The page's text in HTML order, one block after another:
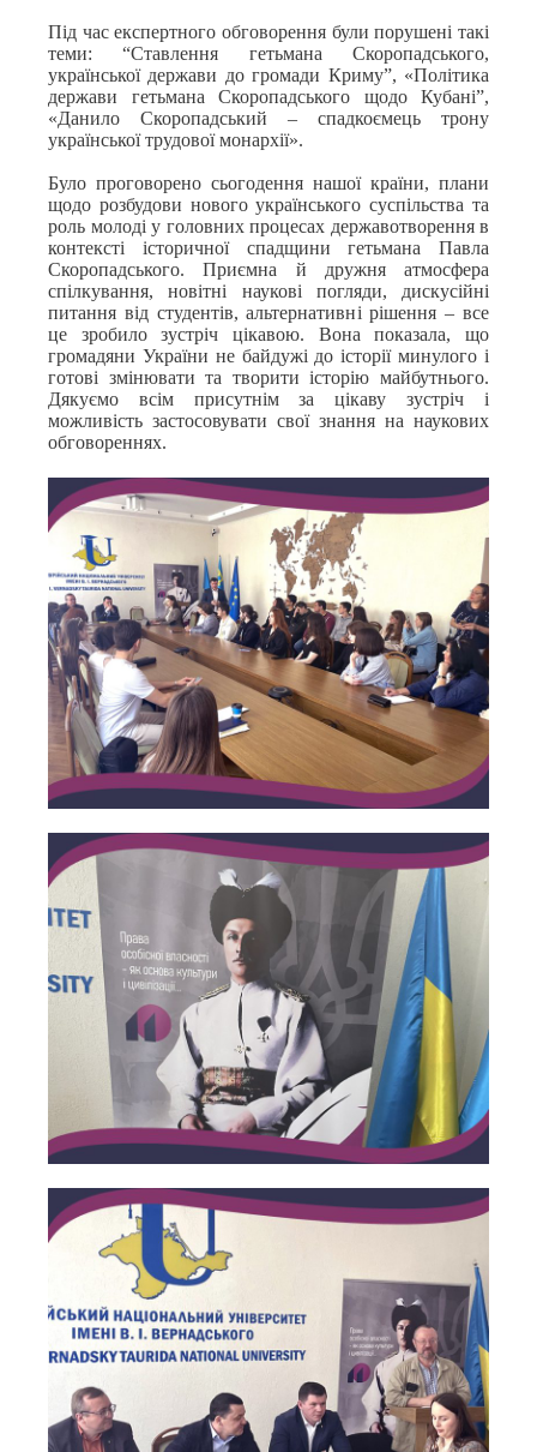
Під час експертного обговорення були порушені такі
теми: “Ставлення гетьмана Скоропадського,
української держави до громади Криму”, «Політика
держави гетьмана Скоропадського щодо Кубані”,
«Данило Скоропадський – спадкоємець трону
української трудової монархії».
Було проговорено сьогодення нашої країни, плани
щодо розбудови нового українського суспільства та
роль молоді у головних процесах державотворення в
контексті історичної спадщини гетьмана Павла
Скоропадського. Приємна й дружня атмосфера
спілкування, новітні наукові погляди, дискусійні
питання від студентів, альтернативні рішення – все
це зробило зустріч цікавою. Вона показала, що
громадяни України не байдужі до історії минулого і
готові змінювати та творити історію майбутнього.
Дякуємо всім присутнім за цікаву зустріч і
можливість застосовувати свої знання на наукових
обговореннях.